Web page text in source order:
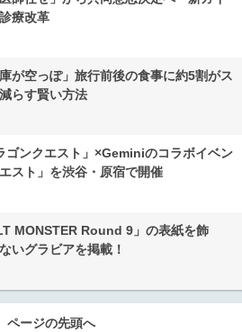
療改革
庫が空っぽ」旅行前後の食事に約5割がス
らす賢い方法
ンクエスト」×Geminiのコラボイベン
スト」を渋谷・原宿で開催
MONSTER Round 9」の表紙を飾
いグラビアを掲載！
ページの先頭へ